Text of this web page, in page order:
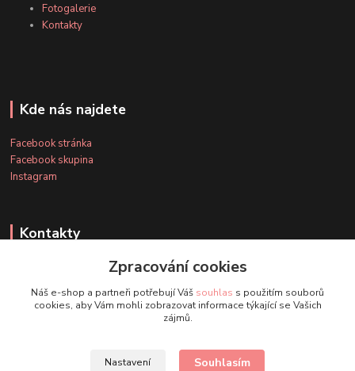
Fotogalerie
Kontakty
Kde nás najdete
Facebook stránka
Facebook skupina
Instagram
Kontakty
+420 607 163 127
(Po-Pá, 8-20 hod., So-Ne, 8-14 hod.)
Zpracování cookies
Náš e-shop a partneři potřebují Váš souhlas s použitím souborů
cookies, aby Vám mohli zobrazovat informace týkající se Vašich
zájmů.
Nastavení Souhlasím